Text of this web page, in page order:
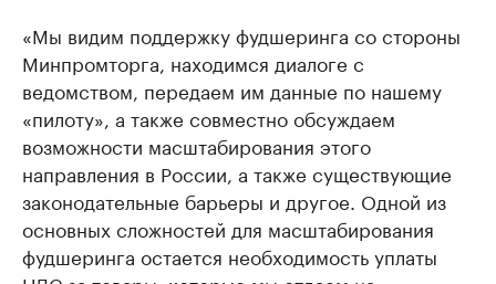
«Мы видим поддержку фудшеринга со стороны
Минпромторга, находимся диалоге с
ведомством, передаем им данные по нашему
«пилоту», а также совместно обсуждаем
возможности масштабирования этого
направления в России, а также существующие
законодательные барьеры и другое. Одной из
основных сложностей для масштабирования
фудшеринга остается необходимость уплаты